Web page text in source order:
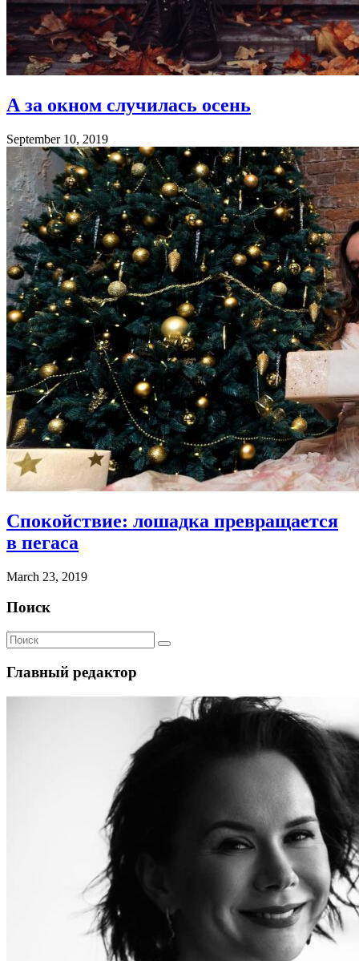
А за окном случилась осень
September 10, 2019
Спокойствие: лошадка превращается
в пегаса
March 23, 2019
Поиск
Главный редактор